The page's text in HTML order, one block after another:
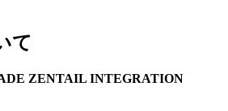
て
ZENTAIL INTEGRATION